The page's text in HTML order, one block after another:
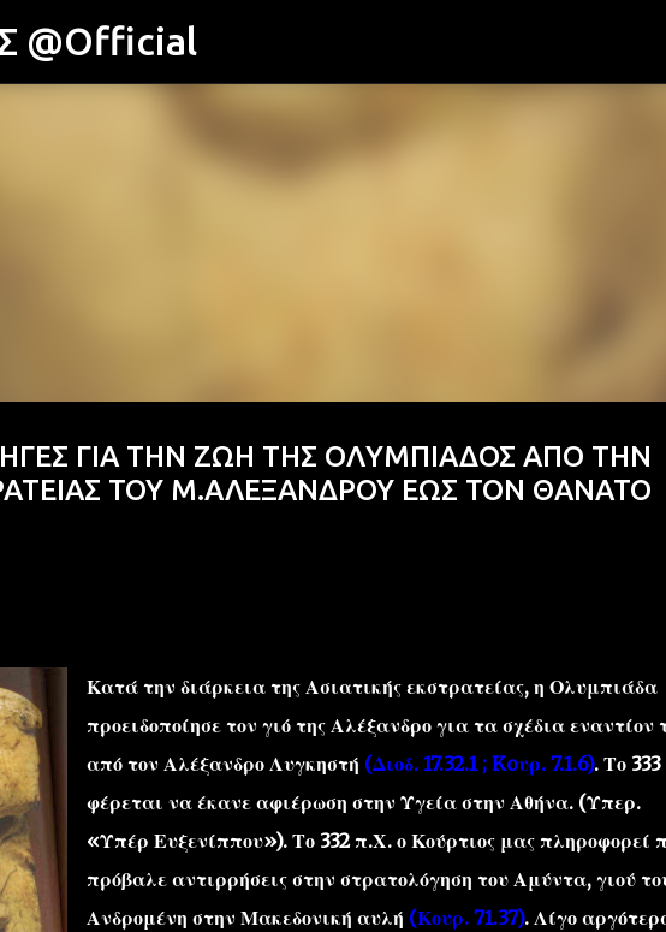
@Official
''ΜΑΓΕΜΕΝΕΣ'' /PROJECT ΣΧΕΤΙΚΑ/ABOUT
ΓΙΑ ΤΗΝ ΖΩΗ ΤΗΣ ΟΛΥΜΠΙΑΔΟΣ ΑΠΟ ΤΗΝ
ΤΟΥ Μ.ΑΛΕΞΑΝΔΡΟΥ ΕΩΣ ΤΟΝ ΘΑΝΑΤΟ
Κατά την διάρκεια της Ασιατικής εκστρατείας, η Ολυμπιάδα
προειδοποίησε τον γιό της Αλέξανδρο για τα σχέδια εναντίον
από τον Αλέξανδρο Λυγκηστή (Διοδ. 17.32.1 ; Koυρ. 7.1.6). Το
φέρεται να έκανε αφιέρωση στην Υγεία στην Αθήνα. (Υπερ.
«Υπέρ Ευξενίππου»). Το 332 π.Χ. ο Κούρτιος μας πληροφορεί
πρόβαλε αντιρρήσεις στην στρατολόγηση του Αμύντα, γιού
Ανδρομένη στην Μακεδονική αυλή (Κουρ. 71.37). Λίγο